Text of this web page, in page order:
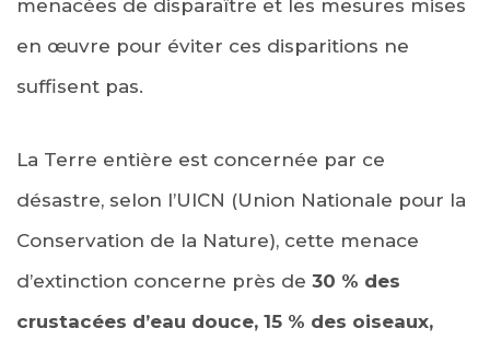
menacées de disparaître et les mesures mises
en œuvre pour éviter ces disparitions ne
suffisent pas.
La Terre entière est concernée par ce
désastre, selon l’UICN (Union Nationale pour la
Conservation de la Nature), cette menace
d’extinction concerne près de 30 % des
crustacées d’eau douce, 15 % des oiseaux,